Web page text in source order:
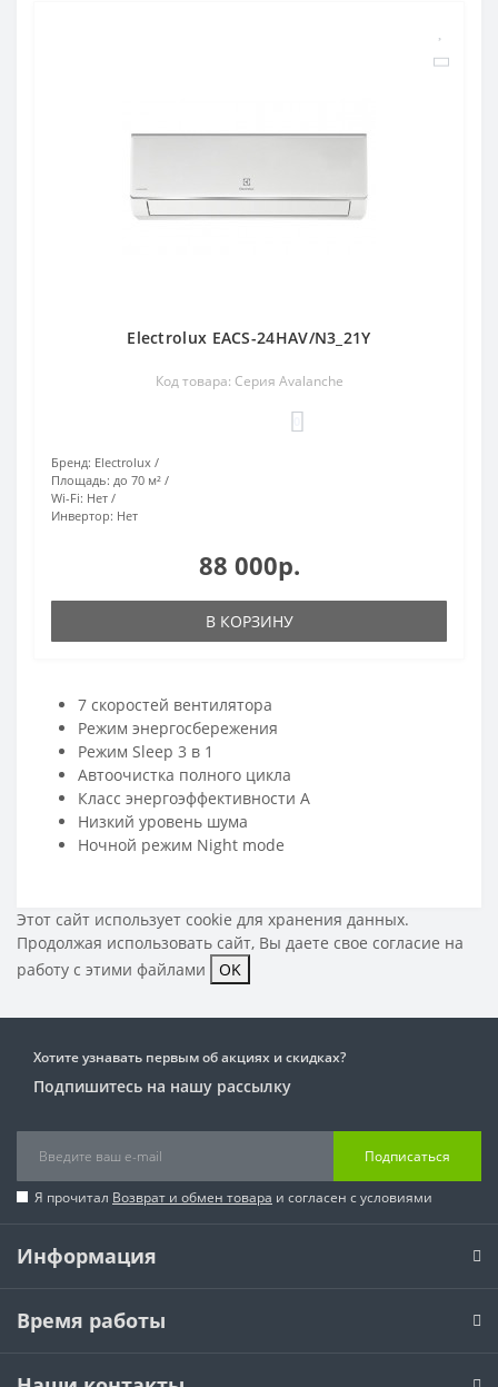
Electrolux EACS-24HAV/N3_21Y
Код товара: Серия Avalanche
Бренд: Electrolux
Площадь: до 70 м²
Wi-Fi: Нет
Инвертор: Нет
88 000р.
В КОРЗИНУ
7 скоростей вентилятора
Режим энергосбережения
Режим Sleep 3 в 1
Aвтоочистка полного цикла
Класс энергоэффективности А
Низкий уровень шума
Ночной режим Night mode
Этот сайт использует cookie для хранения данных.
Продолжая использовать сайт, Вы даете свое согласие на
работу с этими файлами
OK
Хотите узнавать первым об акциях и скидках?
Подпишитесь на нашу рассылку
Подписаться
Я прочитал Возврат и обмен товара и согласен с условиями
Информация
Время работы